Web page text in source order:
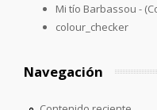
Mi tío Barbassou -
colour_checker
Navegación